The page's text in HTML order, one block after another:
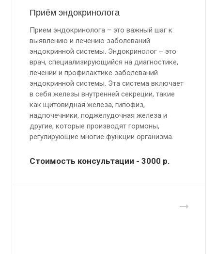
Приём эндокринолога
Прием эндокринолога – это важный шаг к
выявлению и лечению заболеваний
эндокринной системы. Эндокринолог – это
врач, специализирующийся на диагностике,
лечении и профилактике заболеваний
эндокринной системы. Эта система включает
в себя железы внутренней секреции, такие
как щитовидная железа, гипофиз,
надпочечники, поджелудочная железа и
другие, которые производят гормоны,
регулирующие многие функции организма.
Стоимость консультации - 3000 р.